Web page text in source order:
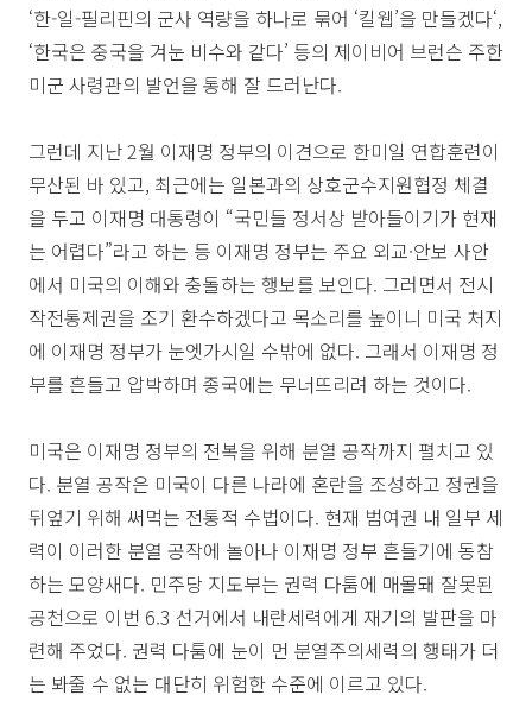
‘한-일-필리핀의 군사 역량을 하나로 묶어 ‘킬웹’을 만들겠다‘,
‘한국은 중국을 겨눈 비수와 같다’ 등의 제이비어 브런슨 주한
미군 사령관의 발언을 통해 잘 드러난다.
그런데 지난 2월 이재명 정부의 이견으로 한미일 연합훈련이
무산된 바 있고, 최근에는 일본과의 상호군수지원협정 체결
을 두고 이재명 대통령이 “국민들 정서상 받아들이기가 현재
는 어렵다”라고 하는 등 이재명 정부는 주요 외교·안보 사안
에서 미국의 이해와 충돌하는 행보를 보인다. 그러면서 전시
작전통제권을 조기 환수하겠다고 목소리를 높이니 미국 처지
에 이재명 정부가 눈엣가시일 수밖에 없다. 그래서 이재명 정
부를 흔들고 압박하며 종국에는 무너뜨리려 하는 것이다.
미국은 이재명 정부의 전복을 위해 분열 공작까지 펼치고 있
다. 분열 공작은 미국이 다른 나라에 혼란을 조성하고 정권을
뒤엎기 위해 써먹는 전통적 수법이다. 현재 범여권 내 일부 세
력이 이러한 분열 공작에 놀아나 이재명 정부 흔들기에 동참
하는 모양새다. 민주당 지도부는 권력 다툼에 매몰돼 잘못된
공천으로 이번 6.3 선거에서 내란세력에게 재기의 발판을 마
련해 주었다. 권력 다툼에 눈이 먼 분열주의세력의 행태가 더
는 봐줄 수 없는 대단히 위험한 수준에 이르고 있다.